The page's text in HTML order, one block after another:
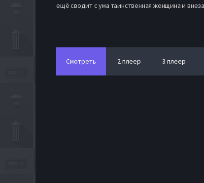
ещё сводит с ума таинственная женщина и
Смотреть 2 плеер 3 плеер